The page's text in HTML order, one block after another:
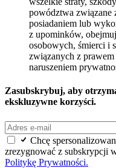
powództwa związane
posiadaniem lub
z upominków,
osobowych, śmierci i
związanych z
naruszeniem
Zasubskrybuj, aby
ekskluzywne korzyści.
Chcę
zrezygnować z subskrypcji
Politykę Prywatności.